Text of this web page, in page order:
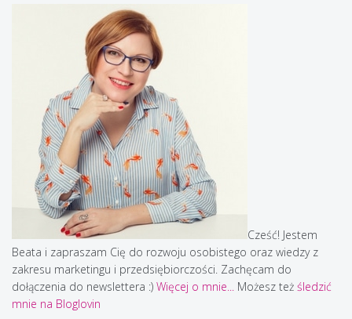
Cześć! Jestem
Beata i zapraszam Cię do rozwoju osobistego oraz wiedzy z
zakresu marketingu i przedsiębiorczości. Zachęcam do
dołączenia do newslettera :) Więcej o mnie... Możesz też śledzić
mnie na Bloglovin